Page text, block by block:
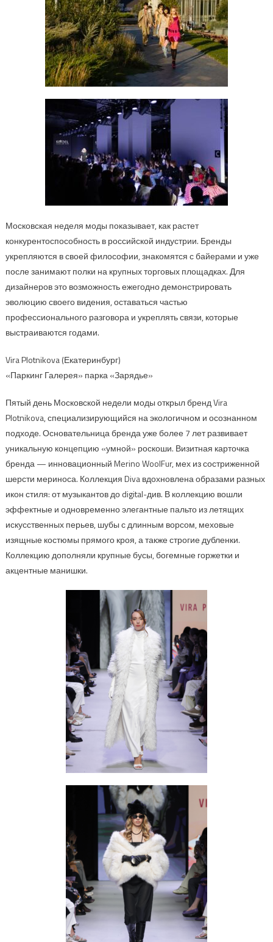
Московская неделя моды показывает, как растет
конкурентоспособность в российской индустрии. Бренды
укрепляются в своей философии, знакомятся с байерами и уже
после занимают полки на крупных торговых площадках. Для
дизайнеров это возможность ежегодно демонстрировать
эволюцию своего видения, оставаться частью
профессионального разговора и укреплять связи, которые
выстраиваются годами.
Vira Plotnikova (Екатеринбург)
«Паркинг Галерея» парка «Зарядье»
Пятый день Московской недели моды открыл бренд Vira
Plotnikova, специализирующийся на экологичном и осознанном
подходе. Основательница бренда уже более 7 лет развивает
уникальную концепцию «умной» роскоши. Визитная карточка
бренда — инновационный Merino WoolFur, мех из состриженной
шерсти мериноса. Коллекция Diva вдохновлена образами разных
икон стиля: от музыкантов до digital-див. В коллекцию вошли
эффектные и одновременно элегантные пальто из летящих
искусственных перьев, шубы с длинным ворсом, меховые
изящные костюмы прямого кроя, а также строгие дубленки.
Коллекцию дополняли крупные бусы, богемные горжетки и
акцентные манишки.